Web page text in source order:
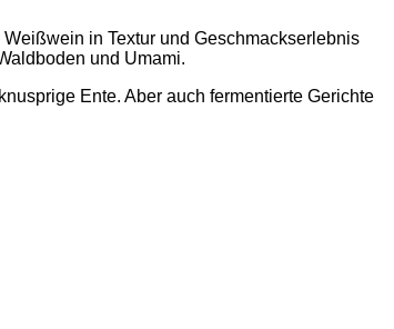
in Textur und Geschmackserlebnis
und Umami.
Ente. Aber auch fermentierte Gerichte